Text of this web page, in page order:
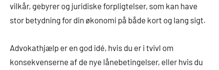
vilkår, gebyrer og juridiske forpligtelser, som kan have
stor betydning for din økonomi på både kort og lang sigt.
Advokathjælp er en god idé, hvis du er i tvivl om
konsekvenserne af de nye lånebetingelser, eller hvis du